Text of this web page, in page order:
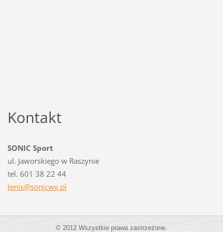
Kontakt
SONIC Sport
ul. Jaworskiego w Raszynie
tel. 601 38 22 44
tenis@sonicwv.pl
© 2012 Wszystkie prawa zastrzeżone.